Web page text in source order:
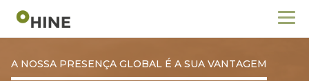
A NOSSA PRESENÇA GLOBAL É A SUA VANTAGEM